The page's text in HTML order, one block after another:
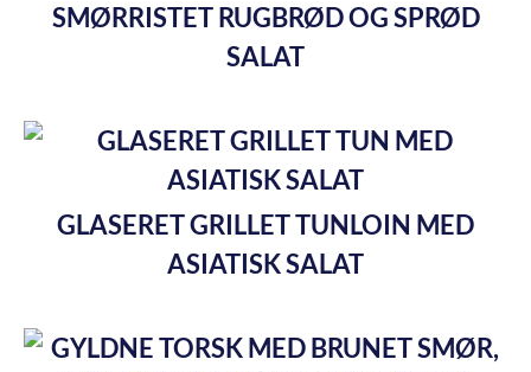
SMØRRISTET RUGBRØD OG SPRØD
SALAT
GLASERET GRILLET TUNLOIN MED
ASIATISK SALAT